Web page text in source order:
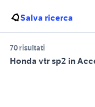
Salva ricerca
70 risultati
Honda vtr sp2 in